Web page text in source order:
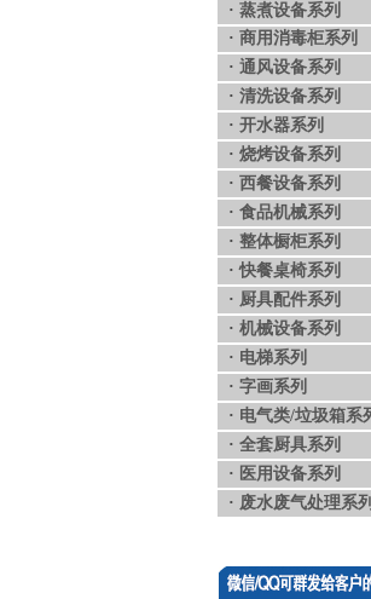
· 蒸煮设备系列
· 商用消毒柜系列
· 通风设备系列
· 清洗设备系列
· 开水器系列
· 烧烤设备系列
· 西餐设备系列
· 食品机械系列
· 整体橱柜系列
· 快餐桌椅系列
· 厨具配件系列
· 机械设备系列
· 电梯系列
· 字画系列
· 电气类/垃圾箱系
· 全套厨具系列
· 医用设备系列
· 废水废气处理系列